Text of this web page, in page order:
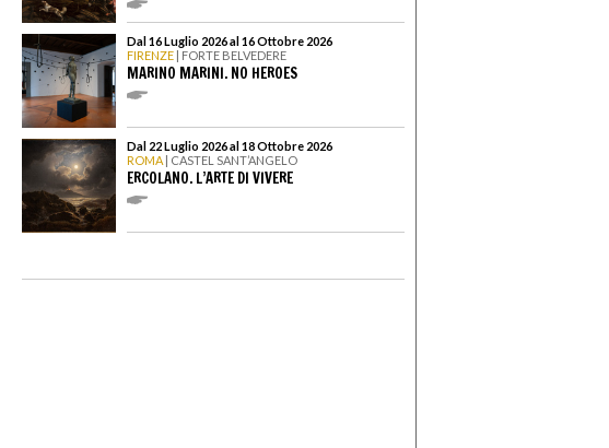
Dal 16 Luglio 2026 al 16 Ottobre 2026
FIRENZE | FORTE BELVEDERE
MARINO MARINI. NO HEROES
Dal 22 Luglio 2026 al 18 Ottobre 2026
ROMA | CASTEL SANT’ANGELO
ERCOLANO. L’ARTE DI VIVERE